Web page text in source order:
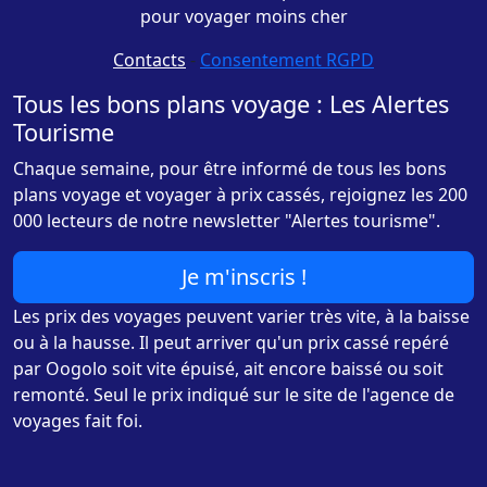
pour voyager moins cher
Contacts - Consentement RGPD
Tous les bons plans voyage : Les Alertes
Tourisme
Chaque semaine, pour être informé de tous les bons
plans voyage et voyager à prix cassés, rejoignez les 200
000 lecteurs de notre newsletter "Alertes tourisme".
Je m'inscris !
Les prix des voyages peuvent varier très vite, à la baisse
ou à la hausse. Il peut arriver qu'un prix cassé repéré
par Oogolo soit vite épuisé, ait encore baissé ou soit
remonté. Seul le prix indiqué sur le site de l'agence de
voyages fait foi.